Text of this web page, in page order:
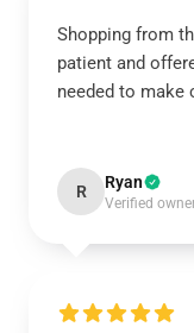
Shopping from
patient and
needed to make
R Ryan
Verified